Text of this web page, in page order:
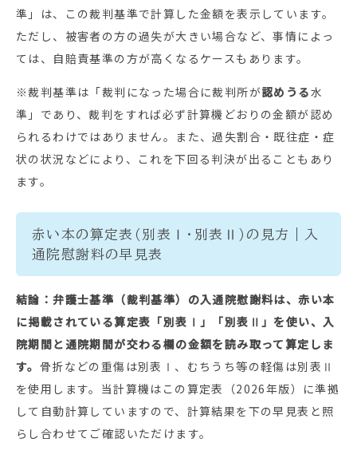
準」は、この裁判基準で計算した金額を表示しています。
ただし、被害者の方の過失が大きい場合など、事情によっ
ては、自賠責基準の方が高くなるケースもあります。
※裁判基準は「裁判になった場合に裁判所が認めうる水
準」であり、裁判をすれば必ず計算機どおりの金額が認め
られるわけではありません。また、過失割合・既往症・症
状の状況などにより、これを下回る判決が出ることもあり
ます。
赤い本の算定表（別表Ⅰ・別表Ⅱ）の見方｜入
通院慰謝料の早見表
結論：弁護士基準（裁判基準）の入通院慰謝料は、赤い本
に掲載されている算定表「別表Ⅰ」「別表Ⅱ」を使い、入
院期間と通院期間が交わる欄の金額を読み取って算定しま
す。 骨折などの重傷は別表Ⅰ、むちうち等の軽傷は別表Ⅱ
を使用します。当計算機はこの算定表（2026年版）に準拠
して自動計算していますので、計算結果を下の早見表と照
らし合わせてご確認いただけます。